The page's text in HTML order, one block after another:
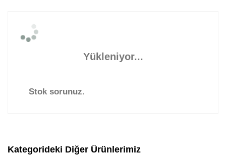
Yükleniyor...
Stok sorunuz.
Kategorideki Diğer Ürünlerimiz